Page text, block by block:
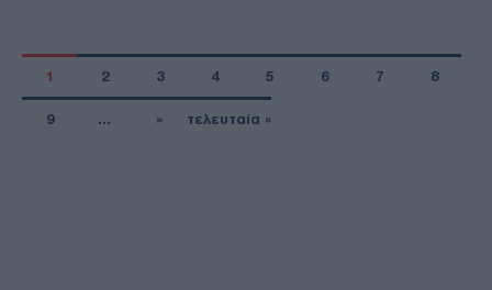
1 2 3 4 5 6 7 8
9 … » τελευταία »